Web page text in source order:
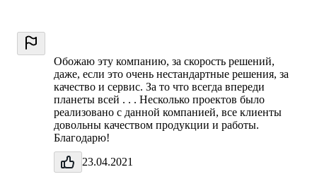
Обожаю эту компанию, за скорость решений,
даже, если это очень нестандартные решения, за
качество и сервис. За то что всегда впереди
планеты всей . . . Несколько проектов было
реализовано с данной компанией, все клиенты
довольны качеством продукции и работы.
Благодарю!
23.04.2021